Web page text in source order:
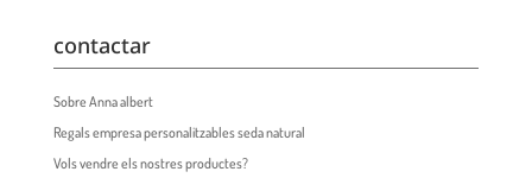
contactar
Sobre Anna albert
Regals empresa personalitzables seda natural
Vols vendre els nostres productes?